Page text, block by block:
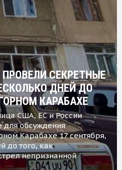
СЕКРЕТНЫЕ
ДНЕЙ ДО
КАРАБАХЕ
США, ЕС и России
для обсуждения
Карабахе 17 сентября,
до того, как
непризнанной